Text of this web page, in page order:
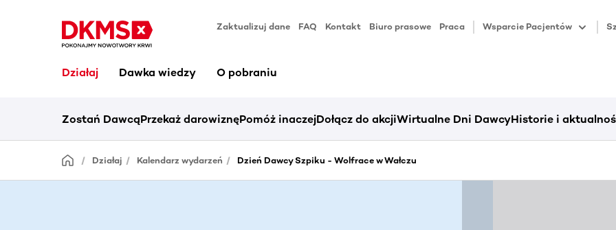
Zaktualizuj dane FAQ Kontakt Biuro prasowe Praca Wsparcie Pacjentów
Działaj Dawka wiedzy O pobraniu
Zostań DawcąPrzekaż darowiznęPomóż inaczejDołącz do akcjiWirtualne Dni DawcyHistorie i
Działaj Kalendarz wydarzeń Dzień Dawcy Szpiku - Wolfrace w Wałczu